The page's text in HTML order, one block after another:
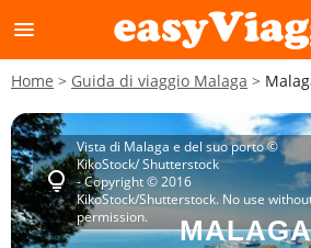
menu
Home Guida di viaggio Malaga
lightbulb
Vista di Malaga e del suo porto ©
KikoStock/ Shutterstock
- Copyright © 2016
KikoStock/Shutterstock. No use
permission.
MALAGA